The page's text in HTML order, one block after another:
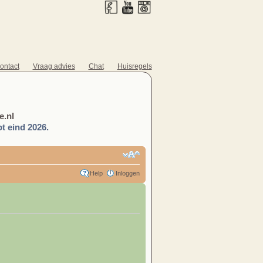
Vraag advies Chat Huisregels
eind 2026.
Help Inloggen